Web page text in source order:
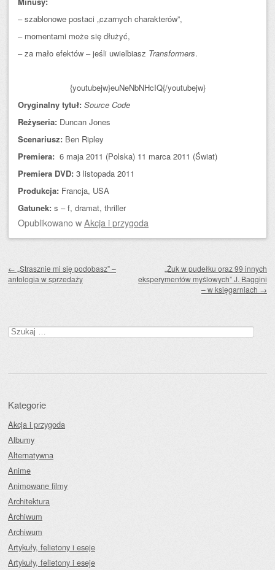
– szablonowe postaci „czarnych charakterów”,
– momentami może się dłużyć,
– za mało efektów – jeśli uwielbiasz Transformers.
{youtubejw}euNeNbNHcIQ{/youtubejw}
Oryginalny tytuł: Source Code
Reżyseria: Duncan Jones
Scenariusz: Ben Ripley
Premiera: 6 maja 2011 (Polska) 11 marca 2011 (Świat)
Premiera DVD: 3 listopada 2011
Produkcja: Francja, USA
Gatunek: s – f, dramat, thriller
OpublikowanowAkcja i przygoda
← „Strasznie mi się podobasz” –
antologia w sprzedaży
„Żuk w pudełku oraz 99 innych
eksperymentów myślowych” J. Baggini
– w księgarniach →
Szukaj:
Kategorie
Akcja i przygoda
Albumy
Alternatywna
Anime
Animowane filmy
Architektura
Archiwum
Archiwum
Artykuły, felietony i eseje
Artykuły, felietony i eseje